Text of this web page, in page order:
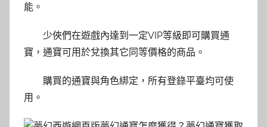
能。
少俠們在遊戲內達到一定VIP等級即可購買通
寶，通寶可用於兌換其它同等價格的商品。
購買的通寶與角色綁定，所有登錄平臺均可使
用。